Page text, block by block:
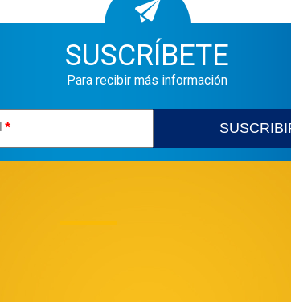
SUSCRÍBETE
Para recibir más información
*